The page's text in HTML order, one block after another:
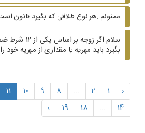
ممنونم .هر نوع طلاقی که بگیرد قانون
سلام.اگر زوجه
بگیرد باید مهریه یا مقداری از مهریه خود
‹
1
2
...
8
9
10
11
14
...
18
19
›